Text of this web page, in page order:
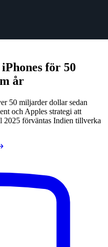
för 50
år
50 miljarder dollar sedan
och Apples strategi att
2025 förväntas Indien tillverka